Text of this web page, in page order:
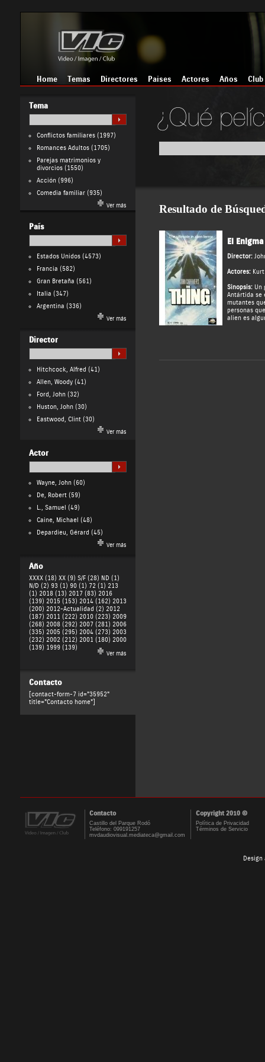
Home Temas Directores Países Actores Años Club
Tema
Conflictos familiares(1997)
Romances Adultos(1705)
Parejas matrimonios y
divorcios(1550)
Acción(996)
Comedia familiar(935)
Ver más
País
Estados Unidos(4573)
Francia (582)
Gran Bretaña (561)
Italia (347)
Argentina (336)
Ver más
Director
Hitchcock, Alfred (41)
Allen, Woody(41)
Ford, John(32)
Huston, John(30)
Eastwood, Clint(30)
Ver más
Actor
Wayne, John(60)
De, Robert(59)
L., Samuel (49)
Caine, Michael (48)
Depardieu, Gérard (45)
Ver más
Año
XXXX (18) XX (9) S/F (28) ND (1)
N/D (2) 93 (1) 90 (1) 72 (1) 213
(1) 2018 (13) 2017 (83) 2016
(139) 2015 (153) 2014 (162) 2013
(200) 2012-Actualidad (2) 2012
(187) 2011 (222) 2010 (223) 2009
(268) 2008 (292) 2007 (281) 2006
(335) 2005 (295) 2004 (273) 2003
(232) 2002 (212) 2001 (180) 2000
(139) 1999 (139)
Ver más
Contacto
[contact-form-7 id="35952"
title="Contacto home"]
Resultado de
El
Director:
Actores:
Sinopsis:Un
Antártida se
mutantes
personas
alien es
Contacto Copyright 2010 ©
Castillo del Parque Rodó
Teléfono: 099191257
mvdaudiovisual.mediateca@gmail.com
Política de Privacidad
Términos de Servicio